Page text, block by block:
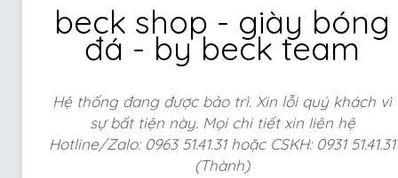
beck shop - giày bóng
đá - by beck team
Hệ thống đang được bảo trì. Xin lỗi quý khách vì
sự bất tiện này. Mọi chi tiết xin liên hệ
Hotline/Zalo: 0963 51.41.31 hoặc CSKH: 0931 51.41.31
(Thành)